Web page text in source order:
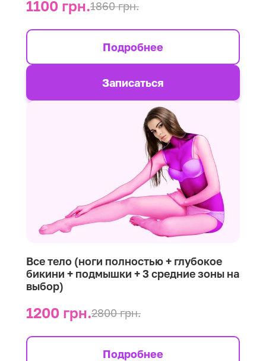
1100 грн.1860 грн.
Подробнее
Записаться
Все тело (ноги полностью + глубокое
бикини + подмышки + 3 средние зоны на
выбор)
1200 грн.2800 грн.
Подробнее